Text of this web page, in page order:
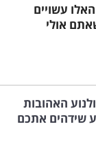
עשויים
אולי
האהובות
שידהים אתכם